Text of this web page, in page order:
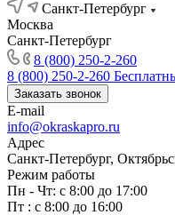
Санкт-Петербург
Москва
Санкт-Петербург
8 (800) 250-2-260
8 (800) 250-2-260
Заказать звонок
E-mail
info@okraskapro.ru
Адрес
Санкт-Петербург,
Режим работы
Пн - Чт: с 8:00 до 17:00
Пт : с 8:00 до 16:00